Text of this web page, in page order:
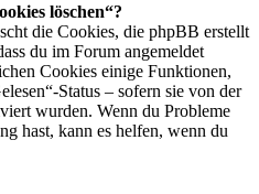
löschen“?
die Cookies, die phpBB erstellt
du im Forum angemeldet
Cookies einige Funktionen,
Status – sofern sie von der
wurden. Wenn du Probleme
hast, kann es helfen, wenn du